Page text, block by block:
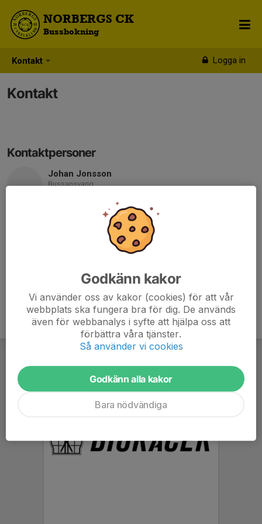
Kontakt Logga in
NORBERGS CK
Bussbokning
Kontakt
Kontaktpersoner
Johan Jonsson
Bussansvarig
johan__jonsson@hotmail.com
Godkänn kakor
Vi använder oss av kakor (cookies) för att vår
webbplats ska fungera bra för dig. De används
även för webbanalys i syfte att hjälpa oss att
förbättra våra tjänster.
Så använder vi cookies
Godkänn alla kakor
Bara nödvändiga